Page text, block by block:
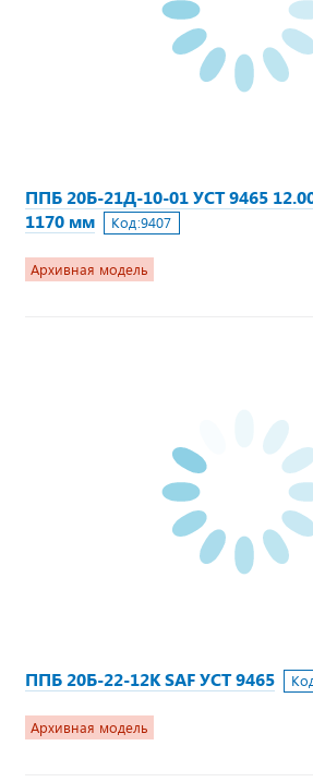
ППБ 20Б-21Д-10-01 УСТ 9465
1170 мм
Код:9407
Архивная модель
ППБ 20Б-22-12К SAF УСТ 9465
Архивная модель